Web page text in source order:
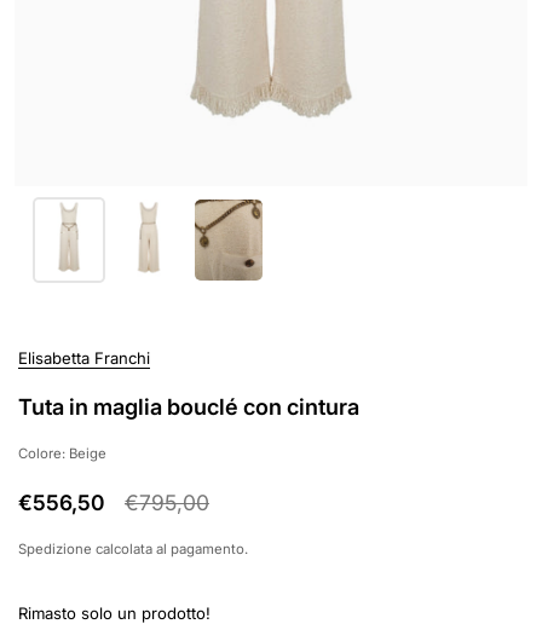
Elisabetta Franchi
Tuta in maglia bouclé con cintura
Colore: Beige
€556,50 €795,00
Spedizione calcolata al pagamento.
Rimasto solo un prodotto!